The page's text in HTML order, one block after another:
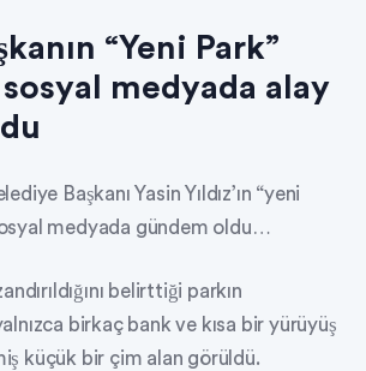
“Yeni Park”
sosyal medyada alay
Başkanı Yasin Yıldız’ın “yeni
medyada gündem oldu…
belirttiği parkın
birkaç bank ve kısa bir yürüyüş
küçük bir çim alan görüldü.